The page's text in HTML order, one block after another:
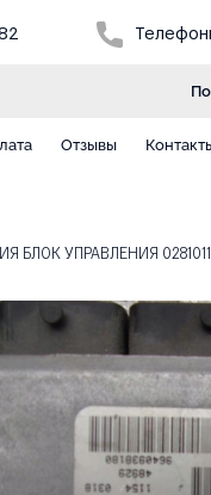
Отзывы
БЛОК УПРАВЛЕНИЯ